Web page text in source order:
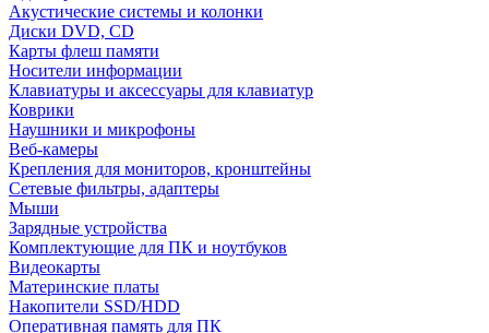
Акустические системы и колонки
Диски DVD, CD
Карты флеш памяти
Носители информации
Клавиатуры и аксессуары для клавиатур
Коврики
Наушники и микрофоны
Веб-камеры
Крепления для мониторов, кронштейны
Сетевые фильтры, адаптеры
Мыши
Зарядные устройства
Комплектующие для ПК и ноутбуков
Видеокарты
Материнские платы
Накопители SSD/HDD
Оперативная память для ПК